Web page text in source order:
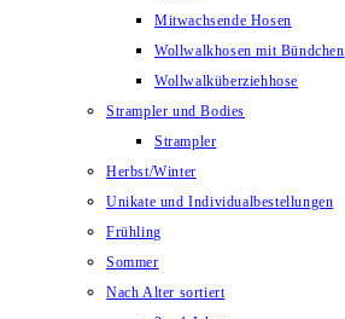
Mitwachsende Hosen
Wollwalkhosen mit Bündchen
Wollwalküberziehhose
Strampler und Bodies
Strampler
Herbst/Winter
Unikate und Individualbestellungen
Frühling
Sommer
Nach Alter sortiert